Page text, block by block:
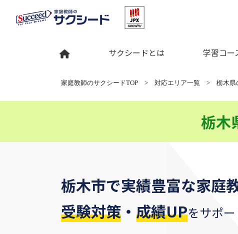
サクシードとは 学習コー
家庭教師のサクシードTOP > 対応エリア一覧 > 栃木県
栃木
栃木市で実績豊富な家庭
受験対策 ・ 成績UPをサポー